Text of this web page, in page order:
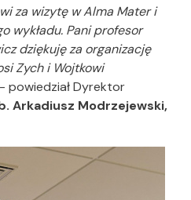
za wizytę w Alma Mater i
wykładu. Pani profesor
dziękuję za organizację
Zych i Wojtkowi
- powiedział Dyrektor
Arkadiusz Modrzejewski,